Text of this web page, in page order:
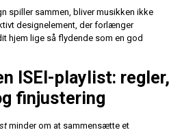
spiller sammen, bliver musikken ikke
designelement, der forlænger
hjem lige så flydende som en god
ISEI-playlist: regler,
finjustering
minder om at sammensætte et